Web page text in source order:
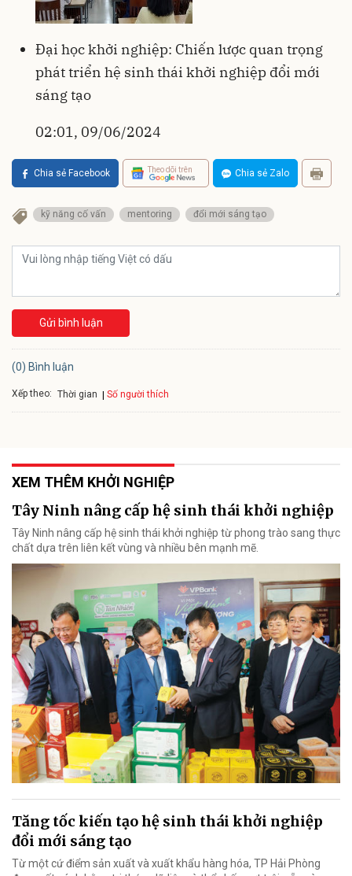
Đại học khởi nghiệp: Chiến lược quan trọng
phát triển hệ sinh thái khởi nghiệp đổi mới
sáng tạo
02:01, 09/06/2024
Chia sẻ Facebook Theo dõi trên Chia sẻ Zalo
kỹ năng cố vấn mentoring đổi mới sáng tạo
Gửi bình luận
(0) Bình luận
Xếp theo: Thời gian Số người thích
XEM THÊM KHỞI NGHIỆP
Tây Ninh nâng cấp hệ sinh thái khởi nghiệp
Tây Ninh nâng cấp hệ sinh thái khởi nghiệp từ phong trào sang thực
chất dựa trên liên kết vùng và nhiều bên mạnh mẽ.
Tăng tốc kiến tạo hệ sinh thái khởi nghiệp
đổi mới sáng tạo
Từ một cứ điểm sản xuất và xuất khẩu hàng hóa, TP Hải Phòng